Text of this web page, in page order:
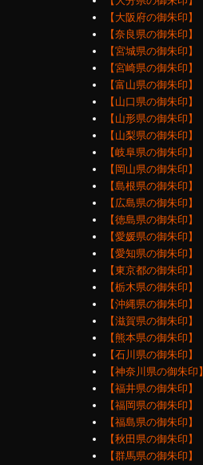
【大阪府の御朱印】
【奈良県の御朱印】
【宮城県の御朱印】
【宮崎県の御朱印】
【富山県の御朱印】
【山口県の御朱印】
【山形県の御朱印】
【山梨県の御朱印】
【岐阜県の御朱印】
【岡山県の御朱印】
【島根県の御朱印】
【広島県の御朱印】
【徳島県の御朱印】
【愛媛県の御朱印】
【愛知県の御朱印】
【東京都の御朱印】
【栃木県の御朱印】
【沖縄県の御朱印】
【滋賀県の御朱印】
【熊本県の御朱印】
【石川県の御朱印】
【神奈川県の御朱印】
【福井県の御朱印】
【福岡県の御朱印】
【福島県の御朱印】
【秋田県の御朱印】
【群馬県の御朱印】